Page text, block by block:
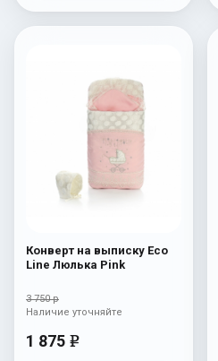
Конверт на выписку Eco
Line Люлька Pink
3 750 р
1 875 e
Наличие уточняйте